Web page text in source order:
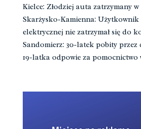
Kielce: Złodziej auta zatrzymany
Skarżysko-Kamienna:
elektrycznej nie zatrzymał się do
Sandomierz: 30-latek pobity przez
19-latka odpowie za pomocnictwo